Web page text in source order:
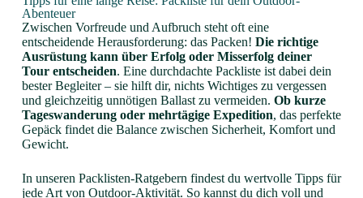
Abenteuer
Zwischen Vorfreude und Aufbruch steht oft eine
entscheidende Herausforderung: das Packen! Die richtige
Ausrüstung kann über Erfolg oder Misserfolg deiner
Tour entscheiden. Eine durchdachte Packliste ist dabei dein
bester Begleiter – sie hilft dir, nichts Wichtiges zu vergessen
und gleichzeitig unnötigen Ballast zu vermeiden. Ob kurze
Tageswanderung oder mehrtägige Expedition, das perfekte
Gepäck findet die Balance zwischen Sicherheit, Komfort und
Gewicht.
In unseren Packlisten-Ratgebern findest du wertvolle Tipps für
jede Art von Outdoor-Aktivität. So kannst du dich voll und